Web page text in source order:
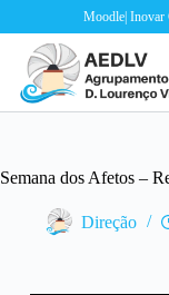
Moodle| Inovar
Semana dos Afetos –
Direção